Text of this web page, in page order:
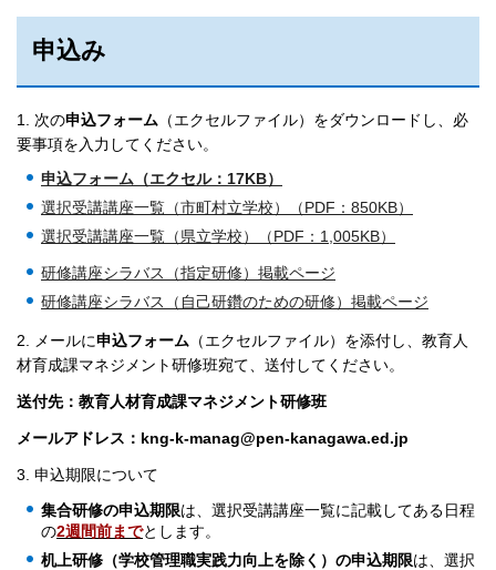
申込み
1. 次の申込フォーム （エクセルファイル）をダウンロードし、必
要事項を入力してください。
申込フォーム（エクセル：17KB）
選択受講講座一覧（市町村立学校）（PDF：850KB）
選択受講講座一覧（県立学校）（PDF：1,005KB）
研修講座シラバス（指定研修）掲載ページ
研修講座シラバス（自己研鑽のための研修）掲載ページ
2. メールに申込フォーム （エクセルファイル）を添付し、教育人
材育成課マネジメント研修班宛て、送付してください。
送付先：教育人材育成課マネジメント研修班
メールアドレス： kng-k-manag@pen-kanagawa.ed.jp
3. 申込期限について
集合研修の申込期限は、選択受講講座一覧に記載してある日程
の2週間前までとします。
机上研修（学校管理職実践力向上を除く）の申込期限は、選択